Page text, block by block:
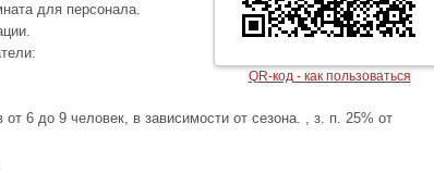
QR-код - как пользоваться
для персонала.
от 6 до 9 человек, в зависимости от сезона. , з. п. 25% от